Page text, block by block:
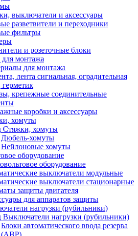
выключатели и аксессуары
разветвители и переходники
фильтры
и розеточные блоки
монтажа
для монтажа
лента сигнальная, оградительная
крепежные соединительные
коробки и аксессуары
хомуты
Стяжки, хомуты
Дюбель-хомуты
Нейлоновые хомуты
оборудование
оборудование
выключатели модульные
выключатели стационарные
защиты двигателя
для аппаратов защиты
нагрузки (рубильники)
Выключатели нагрузки (рубильники)
Блоки автоматического ввода резерва
(АВР)